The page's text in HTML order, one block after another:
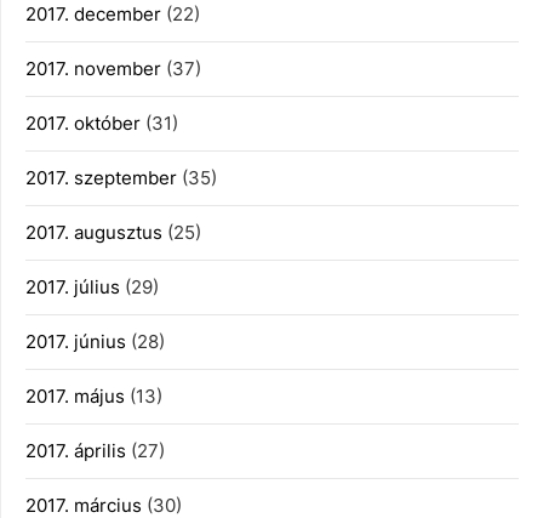
2017. december (22)
2017. november (37)
2017. október (31)
2017. szeptember (35)
2017. augusztus (25)
2017. július (29)
2017. június (28)
2017. május (13)
2017. április (27)
2017. március (30)